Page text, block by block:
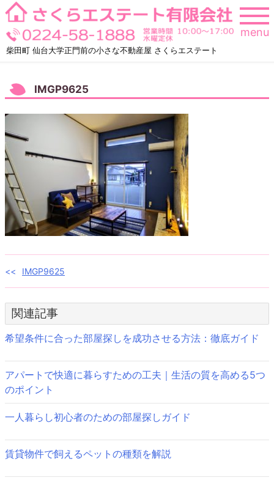
Skip
to
content
柴田町 仙台大学正門前の小さな不動産屋 さくらエステート
menu
IMGP9625
投
ナ
ビ
ゲ
ー
シ
ン
IMGP9625
関連記事
希望条件に合った部屋探しを成功させる方法：徹底ガイド
アパートで快適に暮らすための工夫｜生活の質を高める5つ
のポイント
一人暮らし初心者のための部屋探しガイド
賃貸物件で飼えるペットの種類を解説